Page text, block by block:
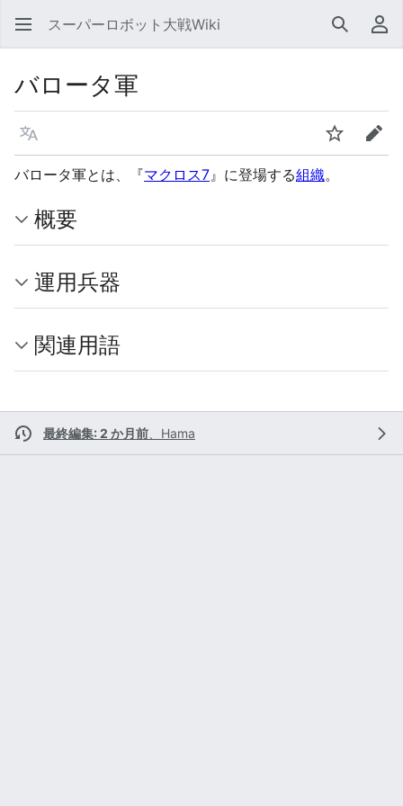
スーパーロボット大戦Wiki 検索 利
バロータ軍
言語 ウォッチ編集
バロータ軍とは、『マクロス7』に登場する組織。
概要
運用兵器
関連用語
最終編集: 2 か月前 Hama